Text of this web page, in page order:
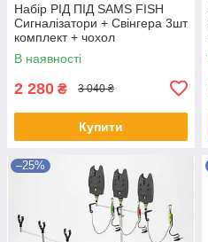
Набір РІД ПІД SAMS FISH
Сигналізатори + Свінгера 3шт
комплект + чохол
В наявності
2 280 ₴ 3 040 ₴
Купити
–25%